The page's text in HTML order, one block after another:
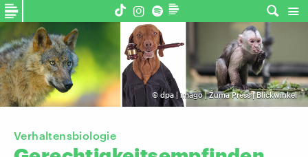
©dpa | imago | Zuma Press | Blickwinkel
Verhaltensbiologie